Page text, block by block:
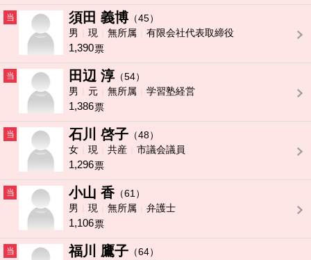
当 須田 義博 （45）
男
現 無所属 有限会社代表取締役
1,390票
当 田辺 淳（54）
男
元 無所属 学習塾経営
1,386票
当 石川 啓子 （48）
女
現 共産 市議会議員
1,296票
当 小山 香（61）
男
現 無所属 弁護士
1,106票
当 福川 鷹子 （64）